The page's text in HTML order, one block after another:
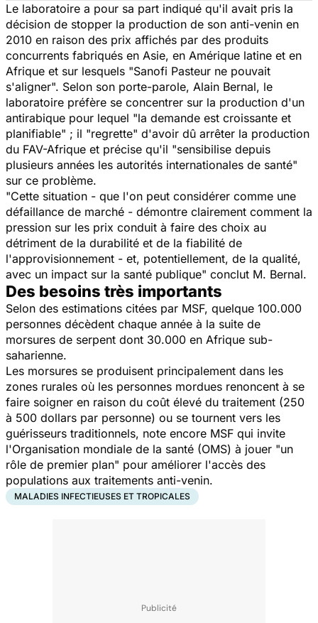
Le laboratoire a pour sa part indiqué qu'il avait pris la
décision de stopper la production de son anti-venin en
2010 en raison des prix affichés par des produits
concurrents fabriqués en Asie, en Amérique latine et en
Afrique et sur lesquels "Sanofi Pasteur ne pouvait
s'aligner". Selon son porte-parole, Alain Bernal, le
laboratoire préfère se concentrer sur la production d'un
antirabique pour lequel "la demande est croissante et
planifiable" ; il "regrette" d'avoir dû arrêter la production
du FAV-Afrique et précise qu'il "sensibilise depuis
plusieurs années les autorités internationales de santé"
sur ce problème.
"Cette situation - que l'on peut considérer comme une
défaillance de marché - démontre clairement comment la
pression sur les prix conduit à faire des choix au
détriment de la durabilité et de la fiabilité de
l'approvisionnement - et, potentiellement, de la qualité,
avec un impact sur la santé publique" conclut M. Bernal.
Des besoins très importants
Selon des estimations citées par MSF, quelque 100.000
personnes décèdent chaque année à la suite de
morsures de serpent dont 30.000 en Afrique sub-
saharienne.
Les morsures se produisent principalement dans les
zones rurales où les personnes mordues renoncent à se
faire soigner en raison du coût élevé du traitement (250
à 500 dollars par personne) ou se tournent vers les
guérisseurs traditionnels, note encore MSF qui invite
l'Organisation mondiale de la santé (OMS) à jouer "un
rôle de premier plan" pour améliorer l'accès des
populations aux traitements anti-venin.
MALADIES INFECTIEUSES ET TROPICALES